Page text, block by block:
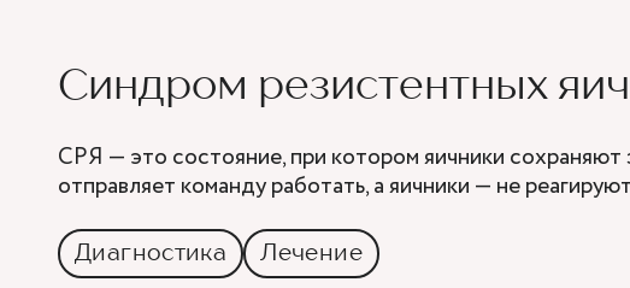
Синдром резистентных
СРЯ — это состояние, при котором яичники сохраняют
отправляет команду работать, а яичники — не
Диагностика Лечение